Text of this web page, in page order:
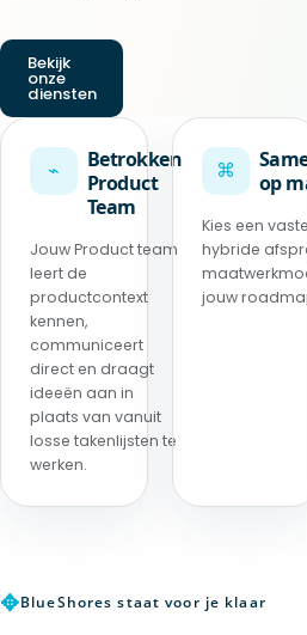
Bekijk
onze
diensten
⌁
Betrokken
Product
Team
Jouw Product team
leert de
productcontext
kennen,
communiceert
direct en draagt
ideeën aan in
plaats van vanuit
losse takenlijsten te
werken.
⌘
op
Kies een
hybride
jouw
✥BlueShores staat voor je klaar